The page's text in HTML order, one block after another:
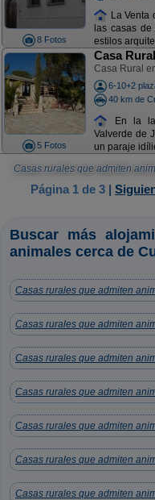
8 Fotos
La Venta
las casas
estilos
5 Fotos
Casa
Casa Rural
6-10+2
40 km de
En la
Valverde de
un paraje
Casas rurales que admiten
Página 1 de 3 |
Buscar más
animales cerca de
Casas rurales que admiten
Casas rurales que admiten
Casas rurales que admiten
Casas rurales que admiten
Casas rurales que admiten
Casas rurales que admiten
Casas rurales que admiten